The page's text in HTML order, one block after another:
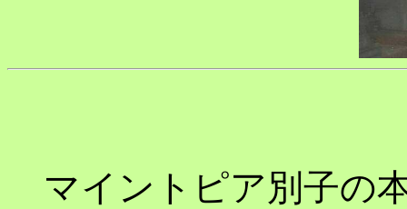
マイントピア別子の